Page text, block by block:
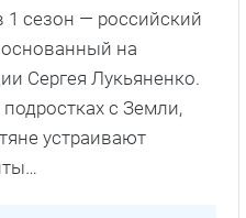
1 сезон — российский
основанный на
Сергея Лукьяненко.
с Земли,
устраивают